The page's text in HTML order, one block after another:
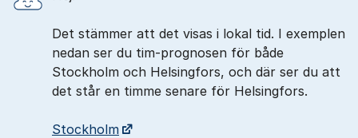
Det stämmer att det visas i lokal tid. I exemplen
nedan ser du tim-prognosen för både
Stockholm och Helsingfors, och där ser du att
det står en timme senare för Helsingfors.
Stockholm